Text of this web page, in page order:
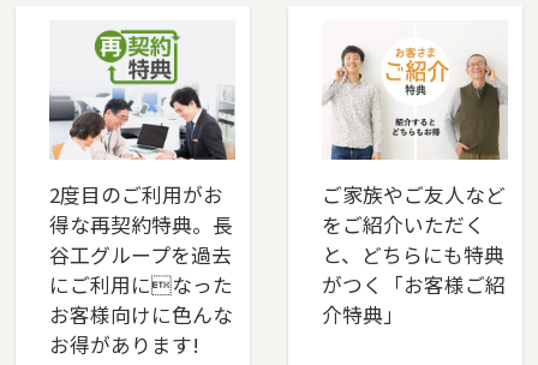
ださい。フリーダイアル（0120-552-875）より
お気軽にどうぞ！
2025-04-01
本社営業センター新宿チームを開設しました。
新宿区でお住まいのご売却、 ご購入をご検討の
方は、是非ご相談ください。 フリーダイアル
（0120-106-875）よりお気軽にどうぞ！
2025-03-31
この度、東戸塚店は3月31日をもって閉店する運
2度目のご利用がお
得な再契約特典。長
谷工グループを過去
にご利用になった
お客様向けに色んな
お得があります!
ご家族やご友人など
をご紹介いただく
と、どちらにも特典
がつく「お客様ご紹
介特典」